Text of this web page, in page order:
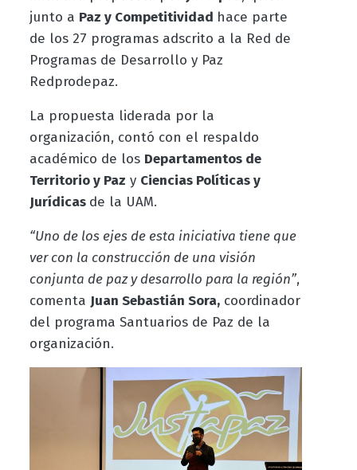
junto a Paz y Competitividad hace parte
de los 27 programas adscrito a la Red de
Programas de Desarrollo y Paz
Redprodepaz.
La propuesta liderada por la
organización, contó con el respaldo
académico de los Departamentos de
Territorio y Paz y Ciencias Políticas y
Jurídicas de la UAM.
“Uno de los ejes de esta iniciativa tiene que
ver con la construcción de una visión
conjunta de paz y desarrollo para la región”,
comenta Juan Sebastián Sora,coordinador
del programa Santuarios de Paz de la
organización.